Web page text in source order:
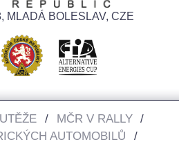
MLADÁ BOLESLAV, CZE
MČR V RALLY
AUTOMOBILŮ